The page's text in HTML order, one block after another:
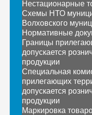
Нестационарные
Схемы НТО
Волховского
Нормативные
Границы
допускается
продукции
Специальная
прилегающих
допускается
продукции
Маркировка